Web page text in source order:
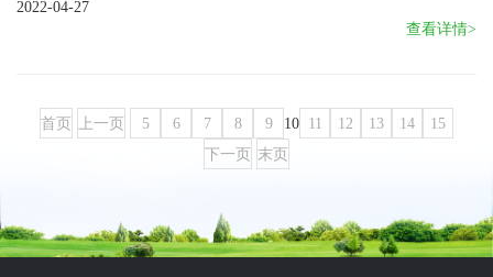
2022-04-27
查看详情>
首页 上一页 5 6 7 8 9 10 11 12 13 14
15
下一页
末页